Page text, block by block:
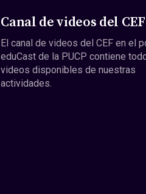
Canal de videos del CEF
El canal de videos del CEF en el
eduCast de la PUCP contiene
videos disponibles de nuestras
actividades.